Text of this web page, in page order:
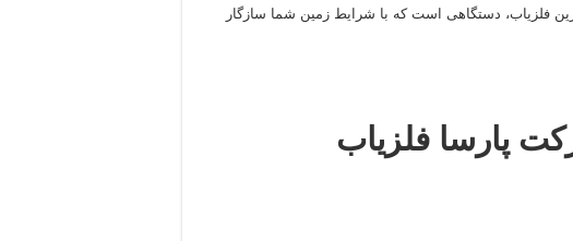
فلزیاب، دستگاهی است که با شرایط زمین شما سازگار
پارسا فلزیاب